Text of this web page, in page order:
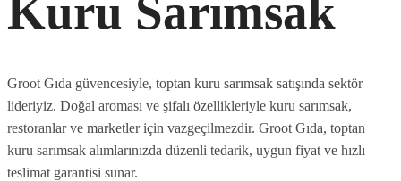
Kuru Sarımsak
Groot Gıda güvencesiyle, toptan kuru sarımsak satışında sektör
lideriyiz. Doğal aroması ve şifalı özellikleriyle kuru sarımsak,
restoranlar ve marketler için vazgeçilmezdir. Groot Gıda, toptan
kuru sarımsak alımlarınızda düzenli tedarik, uygun fiyat ve hızlı
teslimat garantisi sunar.